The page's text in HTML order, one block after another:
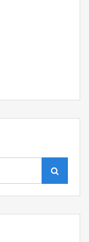
Search